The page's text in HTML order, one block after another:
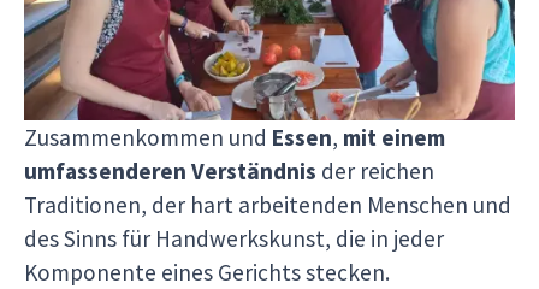
Gerichte an der Seite von Sterneköchen und
Gastwirten in ihren Küchen zubereitet.
Der Höhepunkt eines jeden Tages ist das
Zusammenkommen und Essen, mit einem
umfassenderen Verständnis der reichen
Traditionen, der hart arbeitenden Menschen und
des Sinns für Handwerkskunst, die in jeder
Komponente eines Gerichts stecken.